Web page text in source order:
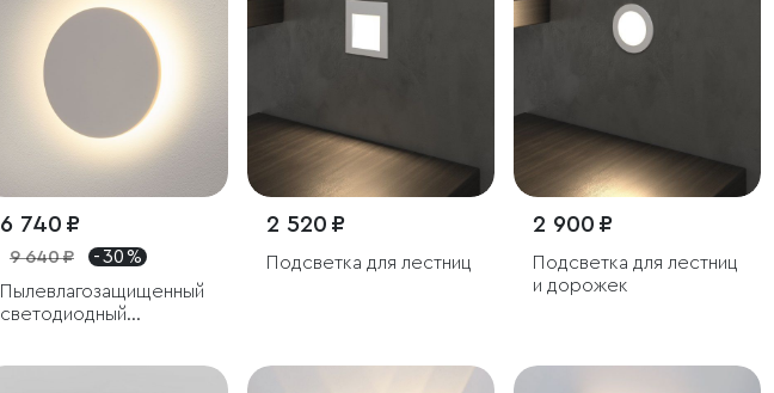
6 740 ₽
9 640 ₽
- 30 %
Пылевлагозащищенный
светодиодный
2 520 ₽
Подсветка для лестниц
2 900 ₽
Подсветка для лестниц
и дорожек